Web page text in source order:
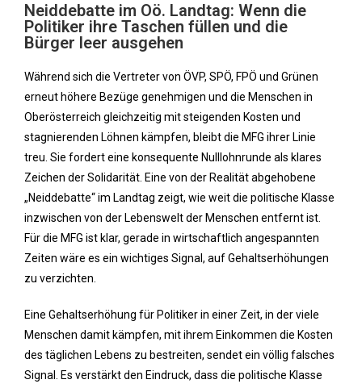
Neiddebatte im Oö. Landtag: Wenn die
Politiker ihre Taschen füllen und die
Bürger leer ausgehen
Während sich die Vertreter von ÖVP, SPÖ, FPÖ und Grünen
erneut höhere Bezüge genehmigen und die Menschen in
Oberösterreich gleichzeitig mit steigenden Kosten und
stagnierenden Löhnen kämpfen, bleibt die MFG ihrer Linie
treu. Sie fordert eine konsequente Nulllohnrunde als klares
Zeichen der Solidarität. Eine von der Realität abgehobene
„Neiddebatte“ im Landtag zeigt, wie weit die politische Klasse
inzwischen von der Lebenswelt der Menschen entfernt ist.
Für die MFG ist klar, gerade in wirtschaftlich angespannten
Zeiten wäre es ein wichtiges Signal, auf Gehaltserhöhungen
zu verzichten.
Eine Gehaltserhöhung für Politiker in einer Zeit, in der viele
Menschen damit kämpfen, mit ihrem Einkommen die Kosten
des täglichen Lebens zu bestreiten, sendet ein völlig falsches
Signal. Es verstärkt den Eindruck, dass die politische Klasse